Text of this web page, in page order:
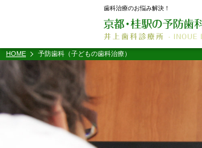
歯科治療のお悩み解決！
HOME 予防歯科（子どもの歯科治療）